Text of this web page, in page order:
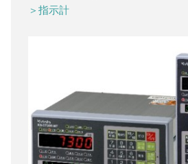
＞指示計